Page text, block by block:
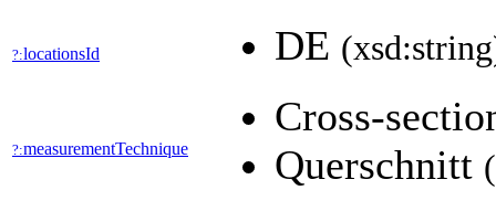
?:locationsId DE
?:measurementTechnique
Cross-
Querschnitt